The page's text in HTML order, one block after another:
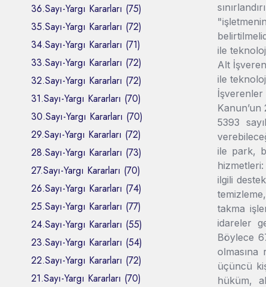
36.Sayı-Yargı Kararları (75)
35.Sayı-Yargı Kararları (72)
34.Sayı-Yargı Kararları (71)
33.Sayı-Yargı Kararları (72)
32.Sayı-Yargı Kararları (72)
31.Sayı-Yargı Kararları (70)
30.Sayı-Yargı Kararları (70)
29.Sayı-Yargı Kararları (72)
28.Sayı-Yargı Kararları (73)
27.Sayı-Yargı Kararları (70)
26.Sayı-Yargı Kararları (74)
25.Sayı-Yargı Kararları (77)
24.Sayı-Yargı Kararları (55)
23.Sayı-Yargı Kararları (54)
22.Sayı-Yargı Kararları (72)
21.Sayı-Yargı Kararları (70)
ile
Alt
ile
İşverenler
5393
ile park,
ilgili
takma
idareler
Böylece
olmasına
üçüncü
hüküm,